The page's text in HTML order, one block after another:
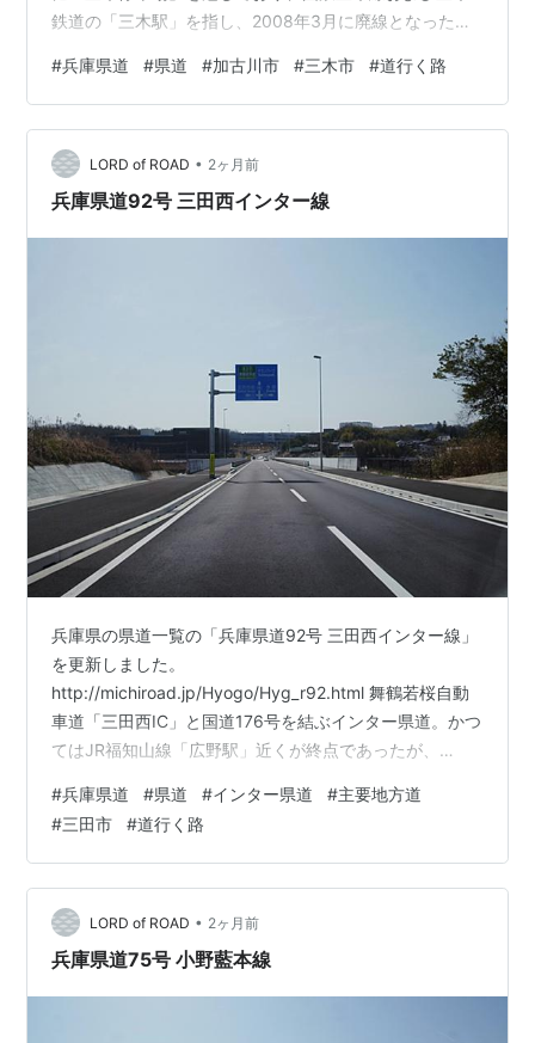
鉄道の「三木駅」を指し、2008年3月に廃線となった後
30日の「東播磨南北道路」開通に関する県道18号線の路
線変更等により周辺の県道路線が目まぐるしく変わり、
県道84号線の「宗佐」交差点から「宗佐北」の区間と、
県道18号線の「宗佐北」交差点から「正法寺」交差点の
区間が2026年の3月31日に当…
#兵庫県道 #県道 #加古川市 #三木市 #道行く路
LORD of ROAD • 2ヶ月前
兵庫県道92号 三田西インター線
兵庫県の県道一覧の「兵庫県道92号 三田西インター線」
を更新しました。
http://michiroad.jp/Hyogo/Hyg_r92.html 舞鶴若桜自動
車道「三田西IC」と国道176号を結ぶインター県道。かつ
てはJR福知山線「広野駅」近くが終点であったが、
が変更され2km程北になった。 沿線にはテクノ公園、三
田西インターなどがある。 飲食店とコンビニエンススト
ア、ガソリンスタンドはぞれぞれ1軒同じところに固まっ
てある。
#兵庫県道 #県道 #インター県道 #主要地方道
#三田市 #道行く路
LORD of ROAD • 2ヶ月前
兵庫県道75号 小野藍本線